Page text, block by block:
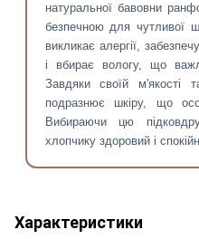
натуральної бавовни
безпечною для чутливої
викликає алергії,
і вбирає вологу, що
Завдяки своїй м'якості
подразнює шкіру, що
Вибираючи цю
хлопчику здоровий і
Характеристики